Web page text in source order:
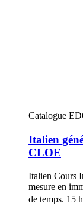
Catalogue
Italien
CLOE
Italien Cours
mesure en
de temps. 15